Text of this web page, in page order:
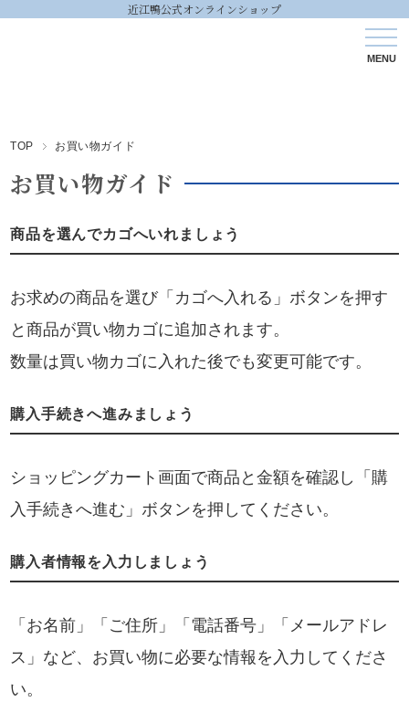
近江鴨公式オンラインショップ
TOP お買い物ガイド
お買い物ガイド
商品を選んでカゴへいれましょう
お求めの商品を選び「カゴへ入れる」ボタンを押す
と商品が買い物カゴに追加されます。
数量は買い物カゴに入れた後でも変更可能です。
購入手続きへ進みましょう
ショッピングカート画面で商品と金額を確認し「購
入手続きへ進む」ボタンを押してください。
購入者情報を入力しましょう
「お名前」「ご住所」「電話番号」「メールアドレ
ス」など、お買い物に必要な情報を入力してくださ
い。